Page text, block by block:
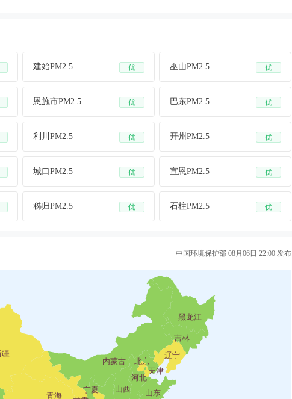
建始PM2.5 优 巫山PM2.5 优
恩施市PM2.5 优 巴东PM2.5 优
利川PM2.5 优 开州PM2.5 优
城口PM2.5 优 宣恩PM2.5 优
秭归PM2.5 优 石柱PM2.5 优
中国环境保护部 08月06日 22:00 发布
黑龙江
吉林
辽宁
河北
山东
山西
青海
北京
天津
宁夏
内蒙古
疆